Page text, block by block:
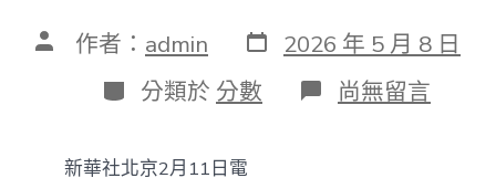
文 作者： admin 發
表
日
期
2026 年 5 月 8 日
分
類
分類於 分數 在
〈新
尚無留言
新華社北京2月11日電